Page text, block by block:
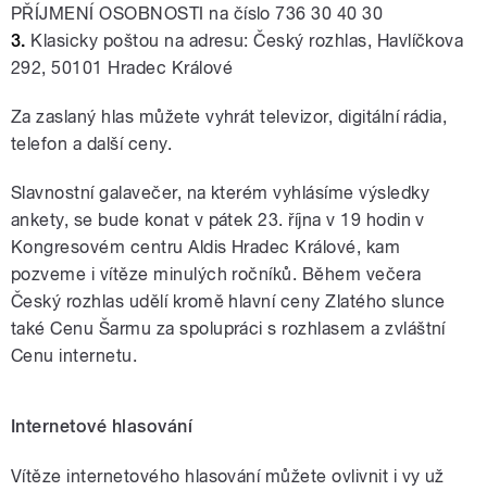
PŘÍJMENÍ OSOBNOSTI na číslo 736 30 40 30
3. Klasicky poštou na adresu: Český rozhlas, Havlíčkova
292, 50101 Hradec Králové
Za zaslaný hlas můžete vyhrát televizor, digitální rádia,
telefon a další ceny.
Slavnostní galavečer, na kterém vyhlásíme výsledky
ankety, se bude konat v pátek 23. října v 19 hodin v
Kongresovém centru Aldis Hradec Králové, kam
pozveme i vítěze minulých ročníků. Během večera
Český rozhlas udělí kromě hlavní ceny Zlatého slunce
také Cenu Šarmu za spolupráci s rozhlasem a zvláštní
Cenu internetu.
Internetové hlasování
Vítěze internetového hlasování můžete ovlivnit i vy už